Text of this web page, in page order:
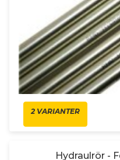
2 VARIANTER
Hydraulrör -